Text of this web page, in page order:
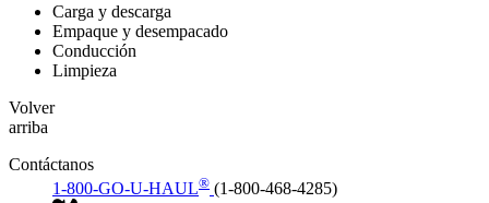
Carga y descarga
Empaque y desempacado
Conducción
Limpieza
Volver
arriba
Contáctanos
1-800-GO-U-HAUL® (1-800-468-4285)